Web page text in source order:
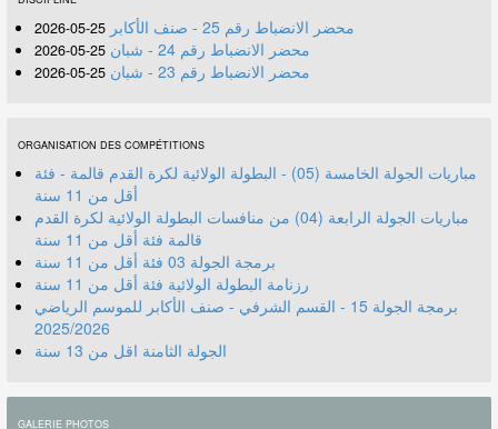
محضر الانضباط رقم 25 - صنف الأكابر 25-05-2026
محضر الانضباط رقم 24 - شبان 25-05-2026
محضر الانضباط رقم 23 - شبان 25-05-2026
ORGANISATION DES COMPÉTITIONS
مباريات الجولة الخامسة (05) - البطولة الولائية لكرة القدم قالمة - فئة
أقل من 11 سنة
مباريات الجولة الرابعة (04) من منافسات البطولة الولائية لكرة القدم
قالمة فئة أقل من 11 سنة
برمجة الجولة 03 فئة أقل من 11 سنة
رزنامة البطولة الولائية فئة أقل من 11 سنة
برمجة الجولة 15 - القسم الشرفي - صنف الأكابر للموسم الرياضي
2025/2026
الجولة الثامنة اقل من 13 سنة
GALERIE PHOTOS